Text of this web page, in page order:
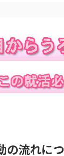
流れに